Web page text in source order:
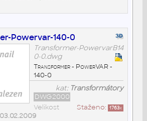
Powervar-140-0
Transformer-PowervarB14
0-0.dwg
Transformer - PowerVAR -
140-0
kat: Transformátory
DWG2000
Staženo: 1763x
Velikost
03.02.2009